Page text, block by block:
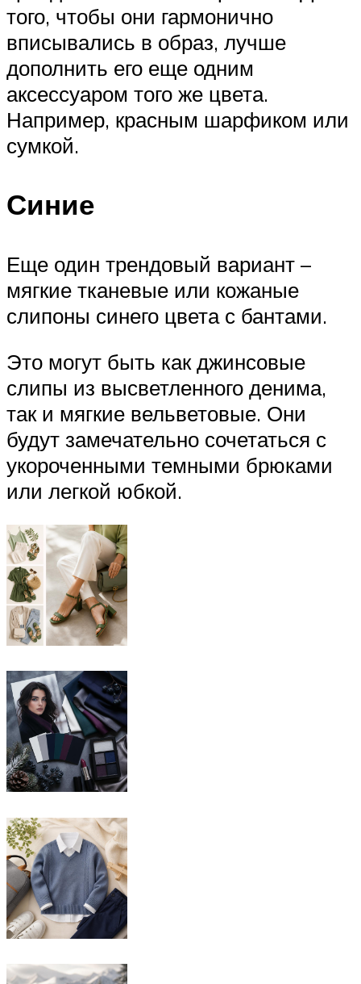
того, чтобы они гармонично
вписывались в образ, лучше
дополнить его еще одним
аксессуаром того же цвета.
Например, красным шарфиком или
сумкой.
Синие
Еще один трендовый вариант –
мягкие тканевые или кожаные
слипоны синего цвета с бантами.
Это могут быть как джинсовые
слипы из высветленного денима,
так и мягкие вельветовые. Они
будут замечательно сочетаться с
укороченными темными брюками
или легкой юбкой.